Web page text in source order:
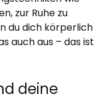
zur Ruhe zu
du dich körperlich
auch aus – das ist
deine